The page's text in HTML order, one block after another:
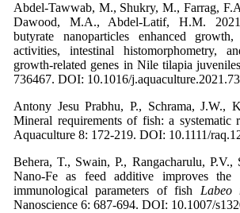
Abdel-Tawwab, M., Shukry, M., Farrag,
Dawood, M.A., Abdel-Latif, H.M.
butyrate nanoparticles enhanced
activities, intestinal histomorphometry,
growth-related genes in Nile tilapia
736467. DOI: 10.1016/
Antony Jesu Prabhu, P., Schrama, J.W.,
Mineral requirements of fish: a systematic
Aquaculture 8: 172-219. DOI: 10.1111/
Behera, T., Swain, P., Rangacharulu, P.V.,
Nano-Fe as feed additive improves the
immunological parameters of fish Labeo
Nanoscience 6: 687-694. DOI: 10.1007/